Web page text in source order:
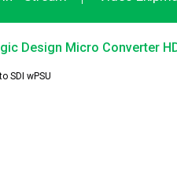
Design Micro Converter